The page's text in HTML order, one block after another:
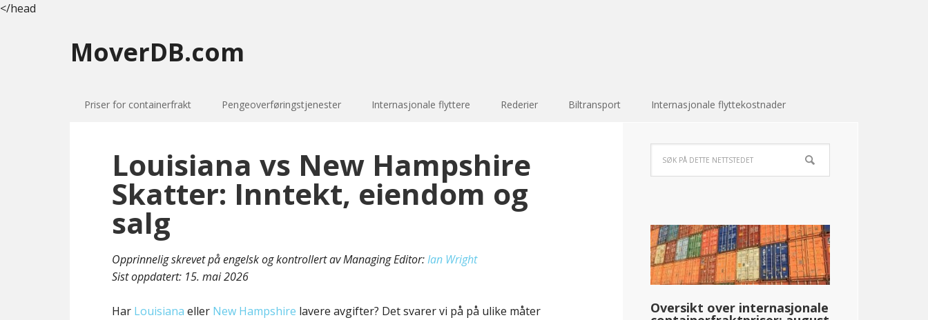
</head
MoverDB.com
Priser for containerfrakt Pengeoverføringstjenester Internasjonale flyttere Rederier Biltransport Internasjonale flyttekostnader
Louisiana vs New Hampshire
Skatter: Inntekt, eiendom og
salg
Opprinnelig skrevet på engelsk og kontrollert av Managing Editor:Ian Wright
Sist oppdatert: 15. mai 2026
Har Louisiana eller New Hampshire lavere avgifter? Det svarer vi på på ulike måter
Oversikt over internasjonale